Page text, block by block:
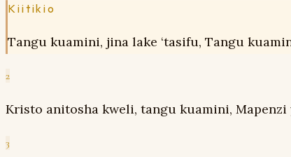
Kiitikio
Tangu kuamini, jina lake ‘tasifu, Tangu
2
Kristo anitosha kweli, tangu kuamini, Mapenzi
3